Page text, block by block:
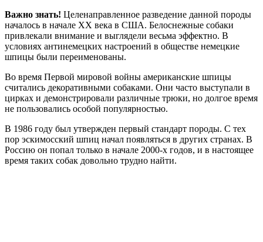
Важно знать! Целенаправленное разведение данной породы
началось в начале XX века в США. Белоснежные собаки
привлекали внимание и выглядели весьма эффектно. В
условиях антинемецких настроений в обществе немецкие
шпицы были переименованы.
Во время Первой мировой войны американские шпицы
считались декоративными собаками. Они часто выступали в
цирках и демонстрировали различные трюки, но долгое время
не пользовались особой популярностью.
В 1986 году был утвержден первый стандарт породы. С тех
пор эскимосский шпиц начал появляться в других странах. В
Россию он попал только в начале 2000-х годов, и в настоящее
время таких собак довольно трудно найти.